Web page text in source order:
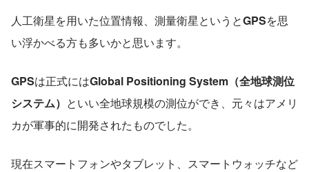
人工衛星を用いた位置情報、測量衛星というとGPSを思
い浮かべる方も多いかと思います。
GPSは正式にはGlobal Positioning System（全地球測位
システム） といい全地球規模の測位ができ、元々はアメリ
カが軍事的に開発されたものでした。
現在スマートフォンやタブレット、スマートウォッチなど